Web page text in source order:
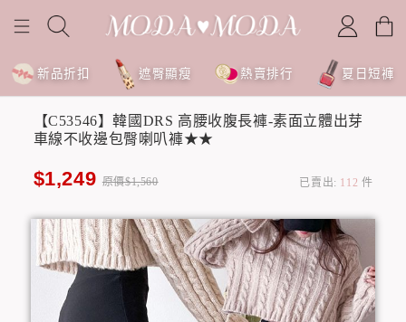
新品折扣 遮臀顯瘦 熱賣排行 夏日短褲
【C53546】韓國DRS 高腰收腹長褲-素面立體出芽
車線不收邊包臀喇叭褲★★
$1,249 原價$1,560 已賣出: 112 件